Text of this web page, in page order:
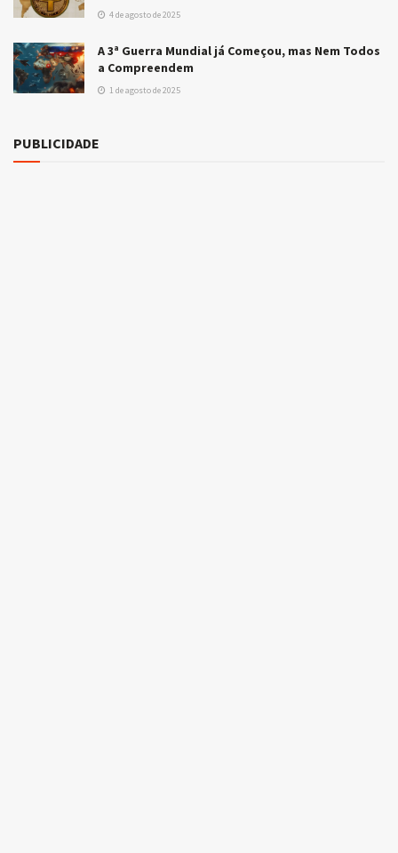
4 de agosto de 2025
A 3ª Guerra Mundial já Começou, mas Nem Todos
a Compreendem
1 de agosto de 2025
PUBLICIDADE